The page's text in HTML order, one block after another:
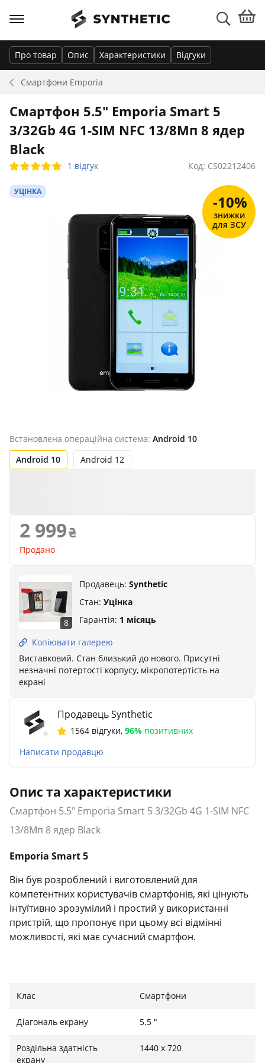
Смартфони Emporia
Про товар Опис Характеристики Відгуки
Смартфон 5.5" Emporia Smart 5
3/32Gb 4G 1-SIM NFC 13/8Мп 8 ядер
Black
1 відгук Код: CS02212406
УЦІНКА
-10%
знижки
для ЗСУ
Встановлена ​​операційна система: Android 10
Android 10
Android 12
2 999
Продано
8
Продавець: Synthetic
Стан: Уцінка
Гарантія: 1 місяць
Копіювати галерею
Виставковий. Стан близький до нового. Присутні
незначні потертості корпусу, мікропотертість на
екрані
Продавець Synthetic
1564 відгуки, 96% позитивних
Написати продавцю
Опис та характеристики
Смартфон 5.5" Emporia Smart 5 3/32Gb 4G 1-SIM NFC
13/8Мп 8 ядер Black
Emporia Smart 5
Він був розроблений і виготовлений для
компетентних користувачів смартфонів, які цінують
інтуїтивно зрозумілий і простий у використанні
пристрій, що пропонує при цьому всі відмінні
можливості, які має сучасний смартфон.
створювати різні чудові знімки, не в останню чергу
може використовуватися для макрозйомки, а також
Клас Смартфони
Діагональ екрану 5.5 "
Роздільна здатність
екрану
1440 х 720